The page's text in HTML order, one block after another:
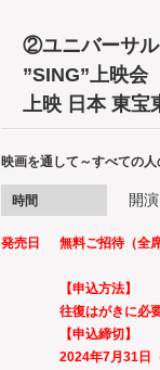
②ユニバーサ
”SING”上映会
上映 日本 東宝
映画を通して～すべての
時間 開
発売日 無料ご招待（全
【申込方法】
往復はがきに必
【申込締切】
2024年7月31日